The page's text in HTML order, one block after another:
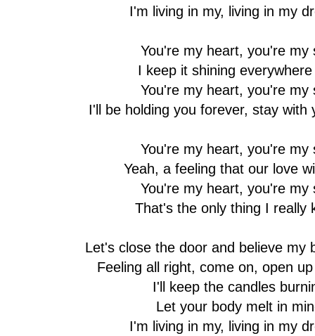
I'm living in my, living in my
You're my heart, you're my
I keep it shining
You're my heart, you're my
I'll be holding you forever, stay with
You're my heart, you're my
Yeah, a feeling that our love
You're my heart, you're my
That's the only thing I really
Let's close the door and believe my
Feeling all right, come on, open
I'll keep the candles
Let your body melt in
I'm living in my, living in my